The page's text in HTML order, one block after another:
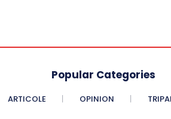
Popular Categories
ARTICOLE OPINION